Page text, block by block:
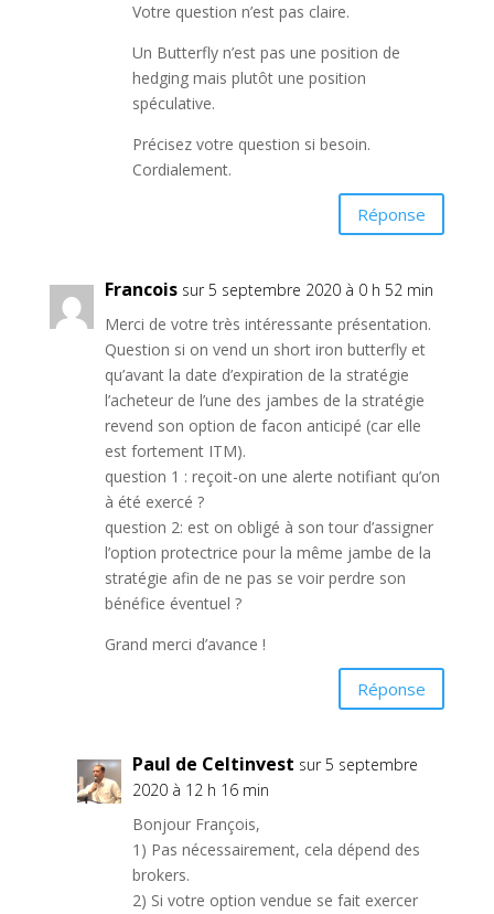
Votre question n’est pas claire.
Un Butterfly n’est pas une position de
hedging mais plutôt une position
spéculative.
Précisez votre question si besoin.
Cordialement.
Réponse
Francois sur 5 septembre 2020 à 0 h 52 min
Merci de votre très intéressante présentation.
Question si on vend un short iron butterfly et
qu’avant la date d’expiration de la stratégie
l’acheteur de l’une des jambes de la stratégie
revend son option de facon anticipé (car elle
est fortement ITM).
question 1 : reçoit-on une alerte notifiant qu’on
à été exercé ?
question 2: est on obligé à son tour d’assigner
l’option protectrice pour la même jambe de la
stratégie afin de ne pas se voir perdre son
bénéfice éventuel ?
Grand merci d’avance !
Réponse
Paul de Celtinvest sur 5 septembre
2020 à 12 h 16 min
Bonjour François,
1) Pas nécessairement, cela dépend des
brokers.
2) Si votre option vendue se fait exercer